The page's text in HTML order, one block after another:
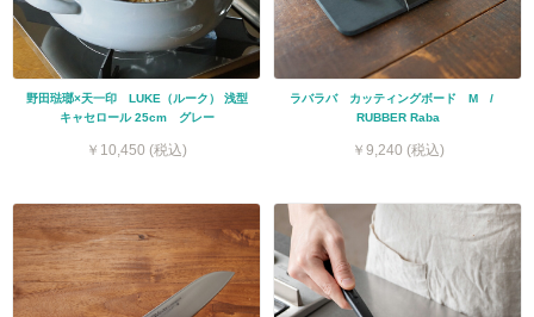
野田琺瑯×天一印 LUKE（ルーク） 浅型
キャセロール 25cm グレー
￥10,450 (税込)
ラバラバ カッティングボード M /
RUBBER Raba
￥9,240 (税込)